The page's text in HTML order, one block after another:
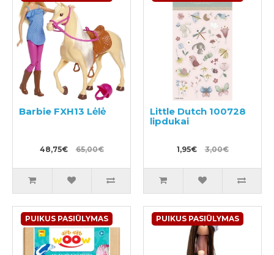
Barbie FXH13 Lėlė
48,75€ 65,00€
Little Dutch 100728
lipdukai
1,95€ 3,00€
PUIKUS PASIŪLYMAS PUIKUS PASIŪLYMAS